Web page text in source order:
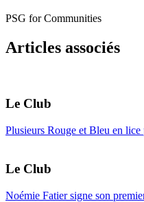
PSG for Communities
Articles associés
Le Club
Plusieurs Rouge et Bleu en
Le Club
Noémie Fatier signe son